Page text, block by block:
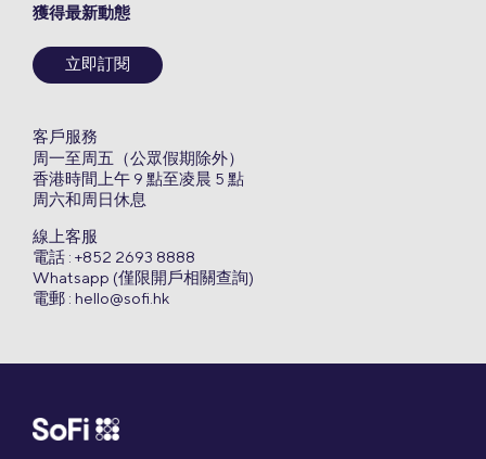
獲得最新動態
立即訂閱
客戶服務
周一至周五（公眾假期除外）
香港時間上午 9 點至凌晨 5 點
周六和周日休息
線上客服
電話 : +852 2693 8888
Whatsapp (僅限開戶相關查詢)
電郵 : hello@sofi.hk